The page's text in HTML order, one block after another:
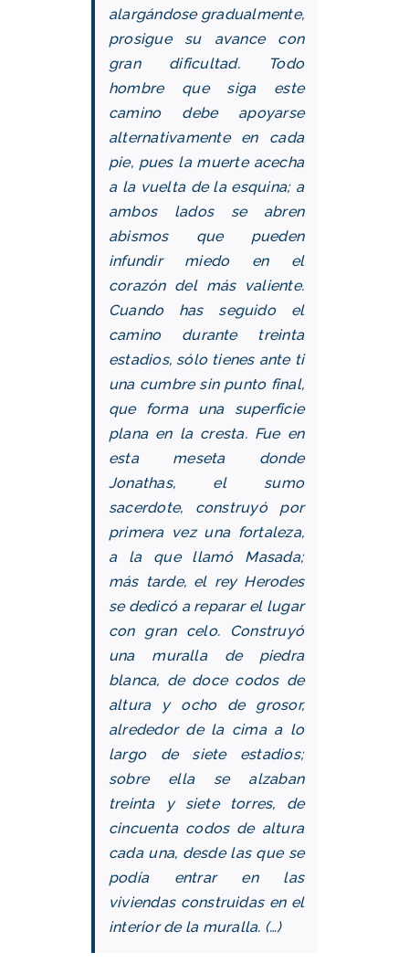
alargándose gradualmente,
prosigue su avance con
gran dificultad. Todo
hombre que siga este
camino debe apoyarse
alternativamente en cada
pie, pues la muerte acecha
a la vuelta de la esquina; a
ambos lados se abren
abismos que pueden
infundir miedo en el
corazón del más valiente.
Cuando has seguido el
camino durante treinta
estadios, sólo tienes ante ti
una cumbre sin punto final,
que forma una superficie
plana en la cresta. Fue en
esta meseta donde
Jonathas, el sumo
sacerdote, construyó por
primera vez una fortaleza,
a la que llamó Masada;
más tarde, el rey Herodes
se dedicó a reparar el lugar
con gran celo. Construyó
una muralla de piedra
blanca, de doce codos de
altura y ocho de grosor,
alrededor de la cima a lo
largo de siete estadios;
sobre ella se alzaban
treinta y siete torres, de
cincuenta codos de altura
cada una, desde las que se
podía entrar en las
viviendas construidas en el
interior de la muralla. (…)